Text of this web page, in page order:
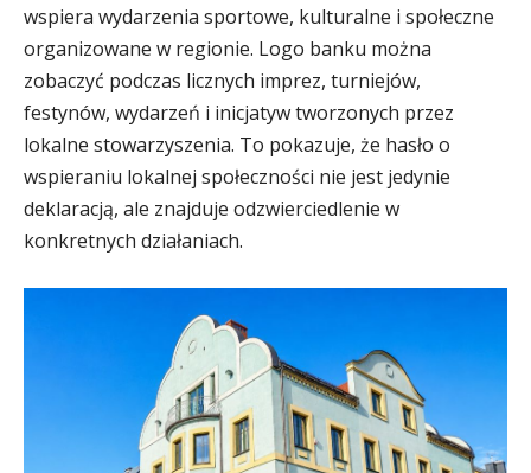
wspiera wydarzenia sportowe, kulturalne i społeczne
organizowane w regionie. Logo banku można
zobaczyć podczas licznych imprez, turniejów,
festynów, wydarzeń i inicjatyw tworzonych przez
lokalne stowarzyszenia. To pokazuje, że hasło o
wspieraniu lokalnej społeczności nie jest jedynie
deklaracją, ale znajduje odzwierciedlenie w
konkretnych działaniach.